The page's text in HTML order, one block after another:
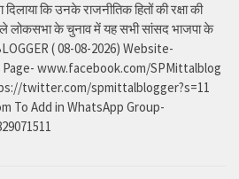
कि उनके राजनीतिक हितों की रक्षा की
लोकसभा के चुनाव में यह सभी सांसद भाजपा के
( 08-08-2026) Website-
www.facebook.com/SPMittalblog
twitter.com/spmittalblogger?s=11
To Add in WhatsApp Group-